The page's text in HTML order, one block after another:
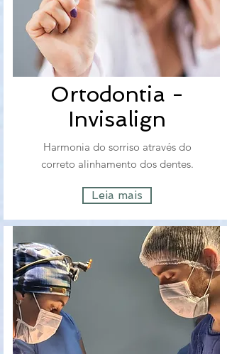
Ortodontia -
Invisalign
Harmonia do sorriso através do
correto alinhamento dos dentes.
Leia mais